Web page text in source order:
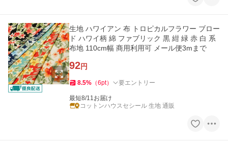
生地 ハワイアン 布 トロピカルフラワー ブロー
ド ハワイ柄 綿 ファブリック 黒 紺 緑 赤 白 系
布地 110cm幅 商用利用可 メール便3mまで
92円
8.5% （6pt） 要エントリー
最短8/11お届け
コットンハウスセシール 生地 通販